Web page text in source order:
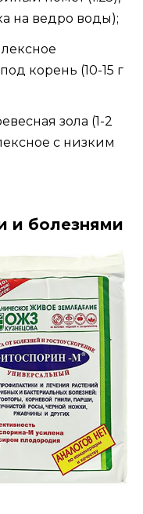
на ведро воды);
корень (10-15 г
зола (1-2
с низким
и болезнями